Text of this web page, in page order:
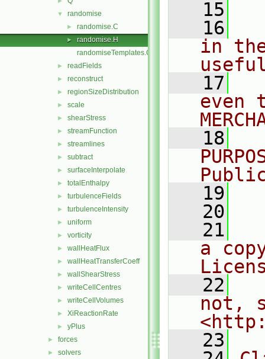
▼ randomise
► randomise.C
►
randomise.H
randomiseTemplates.C
► readFields
► reconstruct
► regionSizeDistribution
► scale
► shearStress
► streamFunction
► streamlines
► subtract
► surfaceInterpolate
► totalEnthalpy
► turbulenceFields
► turbulenceIntensity
► uniform
► vorticity
► wallHeatFlux
► wallHeatTransferCoeff
► wallShearStress
► writeCellCentres
► writeCellVolumes
► XiReactionRate
► yPlus
► forces
► solvers
   15
   16
in
   17
even
   18
   19
   20
   21
a
   22
not,
   23